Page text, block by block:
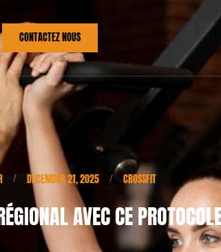
CONTACTEZ NOUS
/ DECEMBER 21, 2025 / CROSSFIT
AVEC CE